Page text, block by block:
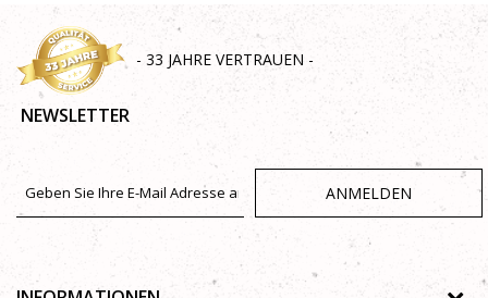
- 33 JAHRE VERTRAUEN -
NEWSLETTER
ANMELDEN